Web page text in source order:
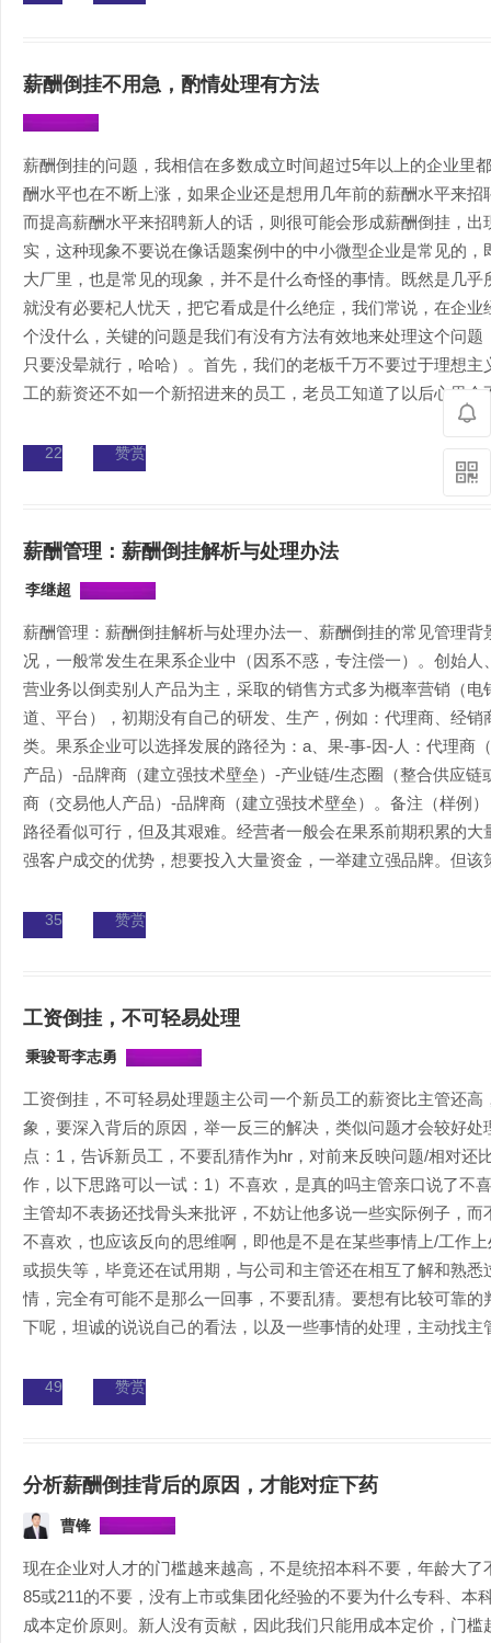
薪酬倒挂不用急，酌情处理有方法
薪酬倒挂的问题，我相信在多数成立时间超过5年以上的企业里
酬水平也在不断上涨，如果企业还是想用几年前的薪酬水平来
而提高薪酬水平来招聘新人的话，则很可能会形成薪酬倒挂，
实，这种现象不要说在像话题案例中的中小微型企业是常见的
大厂里，也是常见的现象，并不是什么奇怪的事情。既然是几
就没有必要杞人忧天，把它看成是什么绝症，我们常说，在企
个没什么，关键的问题是我们有没有方法有效地来处理这个问
只要没晕就行，哈哈）。首先，我们的老板千万不要过于理想
工的薪资还不如一个新招进来的员工，老员工知道了以后心里会
22 赞赏
薪酬管理：薪酬倒挂解析与处理办法
李继超
薪酬管理：薪酬倒挂解析与处理办法一、薪酬倒挂的常见管理
况，一般常发生在果系企业中（因系不惑，专注偿一）。创始
营业务以倒卖别人产品为主，采取的销售方式多为概率营销（
道、平台），初期没有自己的研发、生产，例如：代理商、经
类。果系企业可以选择发展的路径为：a、果-事-因-人：代理商
产品）-品牌商（建立强技术壁垒）-产业链/生态圈（整合供应
商（交易他人产品）-品牌商（建立强技术壁垒）。备注（样例
路径看似可行，但及其艰难。经营者一般会在果系前期积累的
强客户成交的优势，想要投入大量资金，一举建立强品牌。但该
35 赞赏
工资倒挂，不可轻易处理
秉骏哥李志勇
工资倒挂，不可轻易处理题主公司一个新员工的薪资比主管还
象，要深入背后的原因，举一反三的解决，类似问题才会较好
点：1，告诉新员工，不要乱猜作为hr，对前来反映问题/相对还
作，以下思路可以一试：1）不喜欢，是真的吗主管亲口说了不
主管却不表扬还找骨头来批评，不妨让他多说一些实际例子，
不喜欢，也应该反向的思维啊，即他是不是在某些事情上/工作
或损失等，毕竟还在试用期，与公司和主管还在相互了解和熟
情，完全有可能不是那么一回事，不要乱猜。要想有比较可靠
下呢，坦诚的说说自己的看法，以及一些事情的处理，主动找主
49 赞赏
分析薪酬倒挂背后的原因，才能对症下药
曹锋
现在企业对人才的门槛越来越高，不是统招本科不要，年龄大
85或211的不要，没有上市或集团化经验的不要为什么专科、本
成本定价原则。新人没有贡献，因此我们只能用成本定价，门